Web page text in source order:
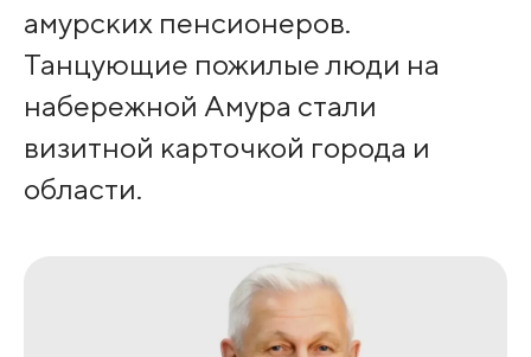
амурских пенсионеров.
Танцующие пожилые люди на
набережной Амура стали
визитной карточкой города и
области.